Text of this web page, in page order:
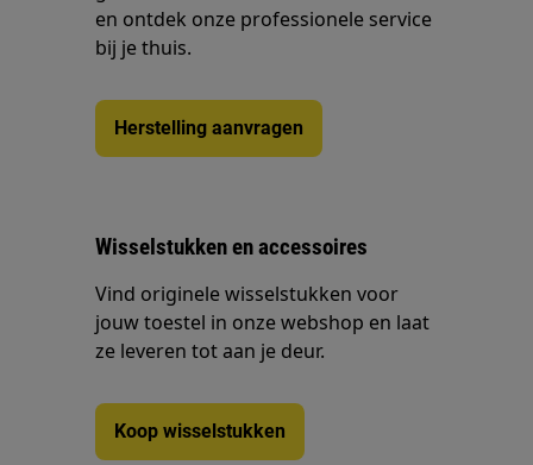
en ontdek onze professionele service
bij je thuis.
Herstelling aanvragen
Wisselstukken en accessoires
Vind originele wisselstukken voor
jouw toestel in onze webshop en laat
ze leveren tot aan je deur.
Koop wisselstukken